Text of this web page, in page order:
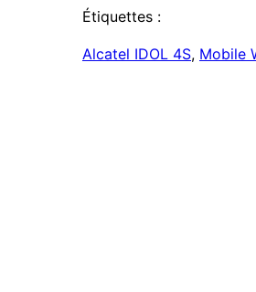
Étiquettes :
Alcatel IDOL 4S, Mobile